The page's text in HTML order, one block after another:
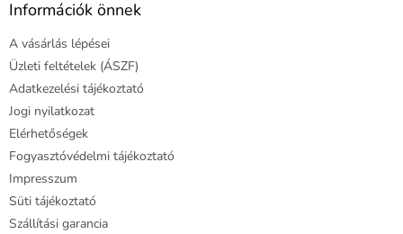
Információk önnek
A vásárlás lépései
Üzleti feltételek (ÁSZF)
Adatkezelési tájékoztató
Jogi nyilatkozat
Elérhetőségek
Fogyasztóvédelmi tájékoztató
Impresszum
Süti tájékoztató
Szállítási garancia